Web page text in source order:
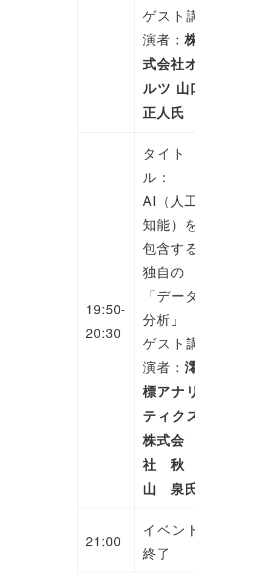
ゲスト講
演者：株
式会社オ
ルツ 山口
正人氏
19:50-
20:30
タイト
ル：
AI（人工
知能）を
包含する
独自の
「データ
分析」
ゲスト講
演者： 澪
標アナリ
ティクス
株式会
社 秋
山 泉氏
21:00
イベント
終了